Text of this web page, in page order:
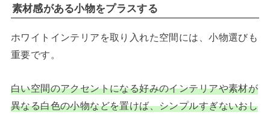
素材感がある小物をプラスする
ホワイトインテリアを取り入れた空間には、小物選びも
重要です。
白い空間のアクセントになる好みのインテリアや素材が
異なる白色の小物などを置けば、シンプルすぎないおし